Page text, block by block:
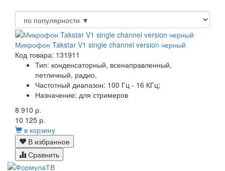
Микрофон Takstar V1 single channel version черный
Код товара: 131911
Тип: конденсаторный, всенаправленный,
петличный, радио,
Частотный диапазон: 100 Гц - 16 КГц;
Назначение: для стримеров
8 910 р.
10 125 р.
в корзину
В избранное
Сравнить